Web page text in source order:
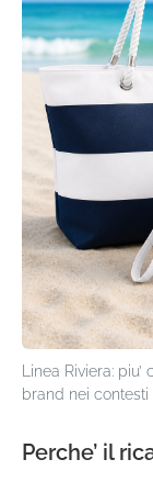
Linea Riviera:
brand nei contesti
Perche’ il